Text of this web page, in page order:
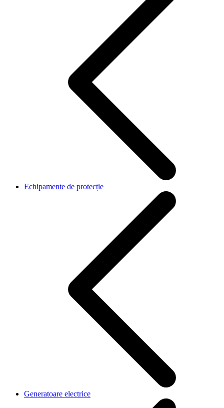
Echipamente de protecție
Generatoare electrice